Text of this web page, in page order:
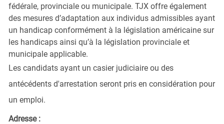
fédérale, provinciale ou municipale. TJX offre également
des mesures d’adaptation aux individus admissibles ayant
un handicap conformément à la législation américaine sur
les handicaps ainsi qu’à la législation provinciale et
municipale applicable.
Les candidats ayant un casier judiciaire ou des
antécédents d'arrestation seront pris en considération pour
un emploi.
Adresse :